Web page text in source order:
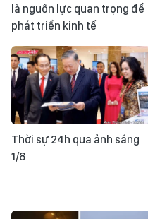
là nguồn lực quan trọng để
phát triển kinh tế
Thời sự 24h qua ảnh sáng
1/8